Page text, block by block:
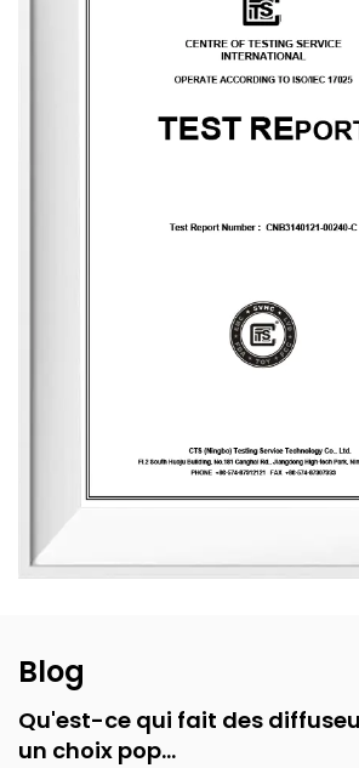
possède la marque anglaise «
chinoise « MIXIN ». L'équipe de
propose des solutions d'identité de
engagée à offrir des expériences
parfum à la conception de
de production quotidienne allant jusqu'à
diffuseurs à bâtonnets, des bougies
essentielles, des désodorisants pour
produits sont principalement exportés
principes de durabilité
Blog
Qu'est-ce qui fait des
un choix pop...